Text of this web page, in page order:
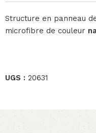
Structure en panneau
microfibre de couleur
UGS : 20631